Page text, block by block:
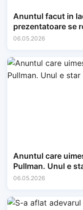
Anuntul facut in
prezentatoare se
06.05.2026
Anuntul care
Pullman. Unul e
06.05.2026